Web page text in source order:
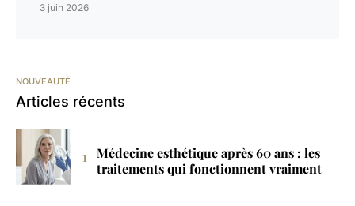
3 juin 2026
NOUVEAUTÉ
Articles récents
Médecine esthétique après 60 ans : les
traitements qui fonctionnent vraiment